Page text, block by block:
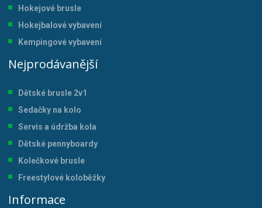
Hokejové brusle
Hokejbalové vybavení
Kempingové vybavení
Nejprodávanější
Dětské brusle 2v1
Sedačky na kolo
Servis a údržba kola
Dětské pennyboardy
Kolečkové brusle
Freestylové koloběžky
Informace